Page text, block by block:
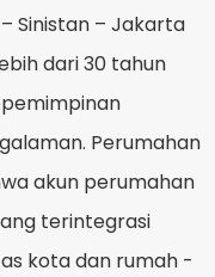
Sinistan – Jakarta
dari 30 tahun
Perumahan
akun perumahan
terintegrasi
kota dan rumah -